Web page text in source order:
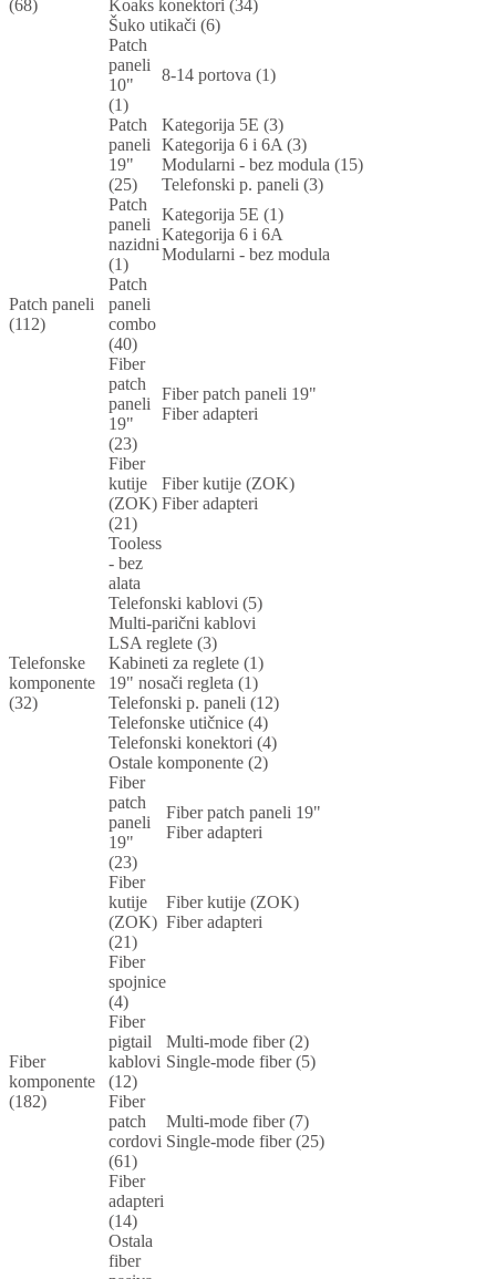
(68)
Koaks konektori (34)
Šuko utikači (6)
Patch paneli
(112)
Patch
paneli
10"
(1)
8-14 portova (1)
Patch
paneli
19"
(25)
Kategorija 5E (3)
Kategorija 6 i 6A (3)
Modularni - bez modula (15)
Telefonski p. paneli (3)
Patch
paneli
nazidni
(1)
Kategorija 5E (1)
Kategorija 6 i 6A
Modularni - bez modula
Patch
paneli
combo
(40)
Fiber
patch
paneli
19"
(23)
Fiber patch paneli 19"
Fiber adapteri
Fiber
kutije
(ZOK)
(21)
Fiber kutije (ZOK)
Fiber adapteri
Tooless
- bez
alata
Telefonske
komponente
(32)
Telefonski kablovi (5)
Multi-parični kablovi
LSA reglete (3)
Kabineti za reglete (1)
19" nosači regleta (1)
Telefonski p. paneli (12)
Telefonske utičnice (4)
Telefonski konektori (4)
Ostale komponente (2)
Fiber
komponente
(182)
Fiber
patch
paneli
19"
(23)
Fiber patch paneli 19"
Fiber adapteri
Fiber
kutije
(ZOK)
(21)
Fiber kutije (ZOK)
Fiber adapteri
Fiber
spojnice
(4)
Fiber
pigtail
kablovi
(12)
Multi-mode fiber (2)
Single-mode fiber (5)
Fiber
patch
cordovi
(61)
Multi-mode fiber (7)
Single-mode fiber (25)
Fiber
adapteri
(14)
Ostala
fiber